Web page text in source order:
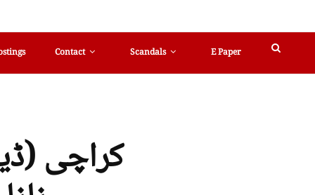
Contact Scandals E Paper
کراچی